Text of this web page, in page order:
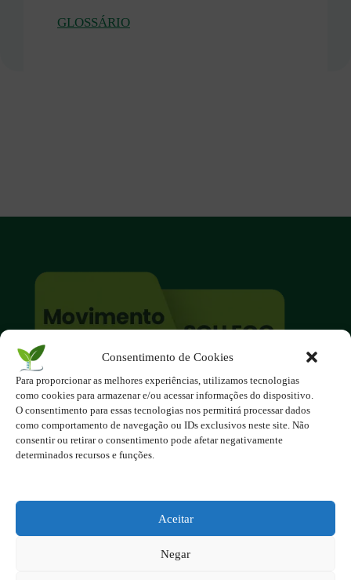
Consentimento de Cookies
Para proporcionar as melhores experiências, utilizamos tecnologias
como cookies para armazenar e/ou acessar informações do dispositivo.
O consentimento para essas tecnologias nos permitirá processar dados
como comportamento de navegação ou IDs exclusivos neste site. Não
consentir ou retirar o consentimento pode afetar negativamente
determinados recursos e funções.
Aceitar
Negar
GLOSSÁRIO
O site é um movimento ambientalista!
Participe você também!
Podemos fazer muito
se nos unirmos!
Contato - contato@123ecos.com.br
Política de Privacidade